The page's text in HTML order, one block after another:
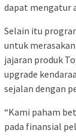
dapat mengatur
Selain itu
untuk
jajaran produk
upgrade
sejalan dengan
“Kami paham
pada finansial